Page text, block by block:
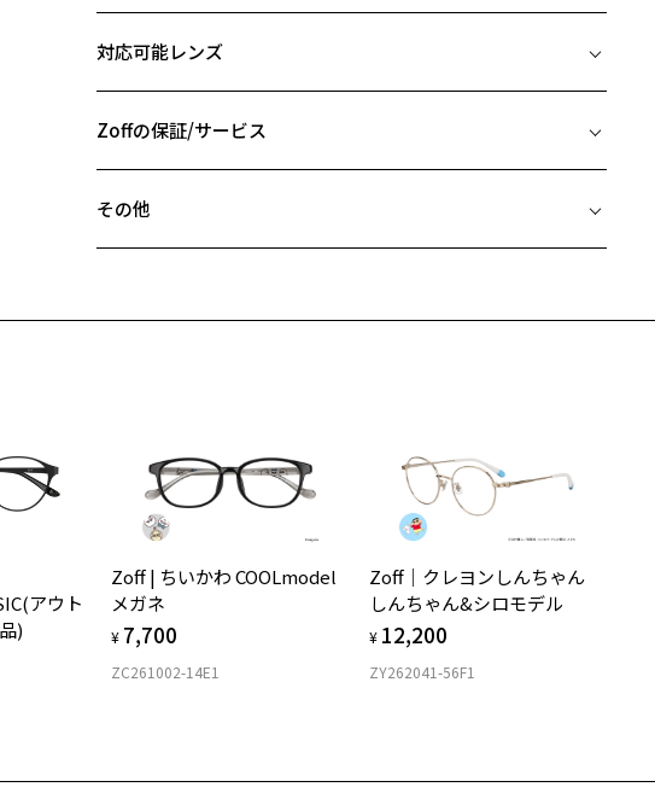
一部形状記憶合
用し、 かけ心地の良い商品に仕上げました。
【デザイン】
小ぶりなサイズ感＋細身のフレームなので、初めて丸みのあるフレーム
【カラー】
【機能】
強度・耐久性に優れた形状記憶合金で、 変形しづらくかけ心地の良いフ
ど、さりげないアクセントとしてお使い頂けます。
薄めのカラーレンズとも相性が良いので、サングラスとしての使用もオ
ススメです。
カラーレンズガイド ページをみる
※柄や色味の出方に個体差があり、画像と異なる場合がございます。
ビジネス用メガネ ページをみる
B ブリッジ(鼻部分)の横幅：21mm
お持ちのZoffメガネサイズを確認するには？
仕上がり寸法
D 仕上がりの横幅：約128mm
E 仕上がりの縦幅：約44mm
対応可能レンズ
フレームとレンズの合計料金を知りたい方へ
Zoffの保証/サービス
安心2 視力測定無料
視力の変化を早めに発見するために、定期的な視力測定をおす
すめいたします。
安心3 かかり具合調整無料
フレームの歪みやかかり具合の調整・クリーニングは、全国の
Zoff店舗にていつでも対応いたします。
その他
＜メガネの度数情報がわからない方へ＞
オンラインストアでフレームのみ購入して、
ご購入時に「レンズ交換券」をお選びいただくと、実店舗で度数を測定
のうえ、
度付きレンズ（標準セットレンズ）へ無料交換いただけます。
アウト
)
Zoff | ちいかわ COOLmodel
メガネ
¥ 7,700
ZC261002-14E1
Zoff｜クレヨンしんちゃん
しんちゃん&シロモデル
¥ 12,200
ZY262041-56F1